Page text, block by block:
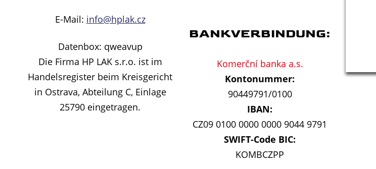
E-Mail: info@hplak.cz
Datenbox: qweavup
Die Firma HP LAK s.r.o. ist im
Handelsregister beim Kreisgericht
in Ostrava, Abteilung C, Einlage
25790 eingetragen.
BANKVERBINDUNG:
Komerční banka a.s.
Kontonummer:
90449791/0100
IBAN:
CZ09 0100 0000 0000 9044 9791
SWIFT-Code BIC:
KOMBCZPP